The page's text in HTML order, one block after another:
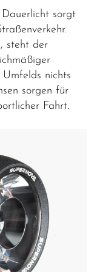
sorgt
steht der
nichts
sorgen für
Fahrt.